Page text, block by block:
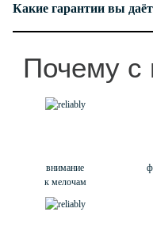
Какие гарантии вы
Почему с
внимание
к мелочам